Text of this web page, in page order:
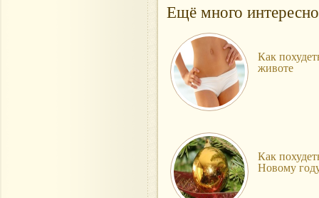
Ещё много
Как
животе
Как
Новому